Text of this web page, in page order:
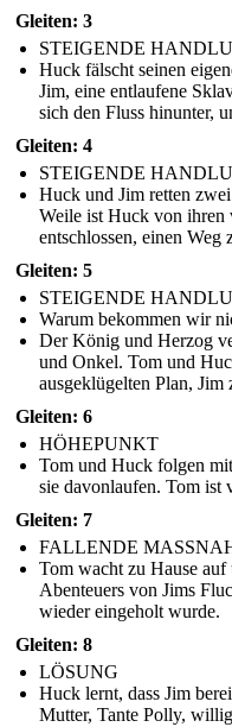
Gleiten: 3
STEIGENDE
Huck fälscht seinen
Jim, eine entlaufene
sich den Fluss hinunter,
Gleiten: 4
STEIGENDE
Huck und Jim retten
Weile ist Huck von ihren
entschlossen, einen
Gleiten: 5
STEIGENDE
Warum bekommen wir
Der König und Herzog
und Onkel. Tom und
ausgeklügelten Plan, Jim
Gleiten: 6
HÖHEPUNKT
Tom und Huck folgen
sie davonlaufen. Tom ist
Gleiten: 7
FALLENDE
Tom wacht zu Hause auf
Abenteuers von Jims
wieder eingeholt wurde.
Gleiten: 8
LÖSUNG
Huck lernt, dass Jim
Mutter, Tante Polly,